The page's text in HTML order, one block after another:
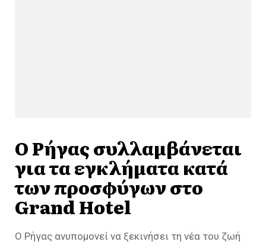
Ο Ρήγας συλλαμβάνεται
για τα εγκλήματα κατά
των προσφύγων στο
Grand Hotel
Ο Ρήγας ανυπομονεί να ξεκινήσει τη νέα του ζωή